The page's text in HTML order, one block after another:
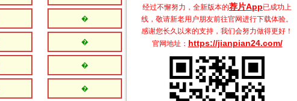
经过不懈努力，全新版本的荐片App已成功上
线，敬请新老用户朋友前往官网进行下载体验。
感谢您长久以来的支持，我们会努力做得更好！
官网地址： https://jianpian24.com/
� � �
� � �
� �
� � �